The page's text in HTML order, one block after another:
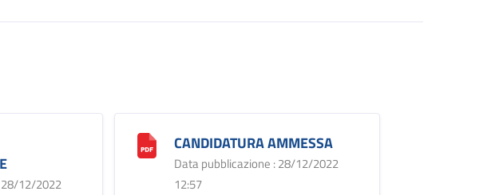
12/2022
CANDIDATURA AMMESSA
Data pubblicazione : 28/12/2022
12:57